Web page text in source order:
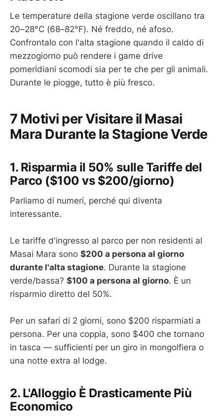
Le temperature della stagione verde oscillano tra
20–28°C (68–82°F). Né freddo, né afoso.
Confrontalo con l'alta stagione quando il caldo di
mezzogiorno può rendere i game drive
pomeridiani scomodi sia per te che per gli animali.
Durante le piogge, tutto è più fresco.
7 Motivi per Visitare il Masai
Mara Durante la Stagione Verde
1. Risparmia il 50% sulle Tariffe del
Parco ($100 vs $200/giorno)
Parliamo di numeri, perché qui diventa
interessante.
Le tariffe d'ingresso al parco per non residenti al
Masai Mara sono $200 a persona al giorno
durante l'alta stagione. Durante la stagione
verde/bassa? $100 a persona al giorno. È un
risparmio diretto del 50%.
Per un safari di 2 giorni, sono $200 risparmiati a
persona. Per una coppia, sono $400 che tornano
in tasca — sufficienti per un giro in mongolfiera o
una notte extra al lodge.
2. L'Alloggio È Drasticamente Più
Economico